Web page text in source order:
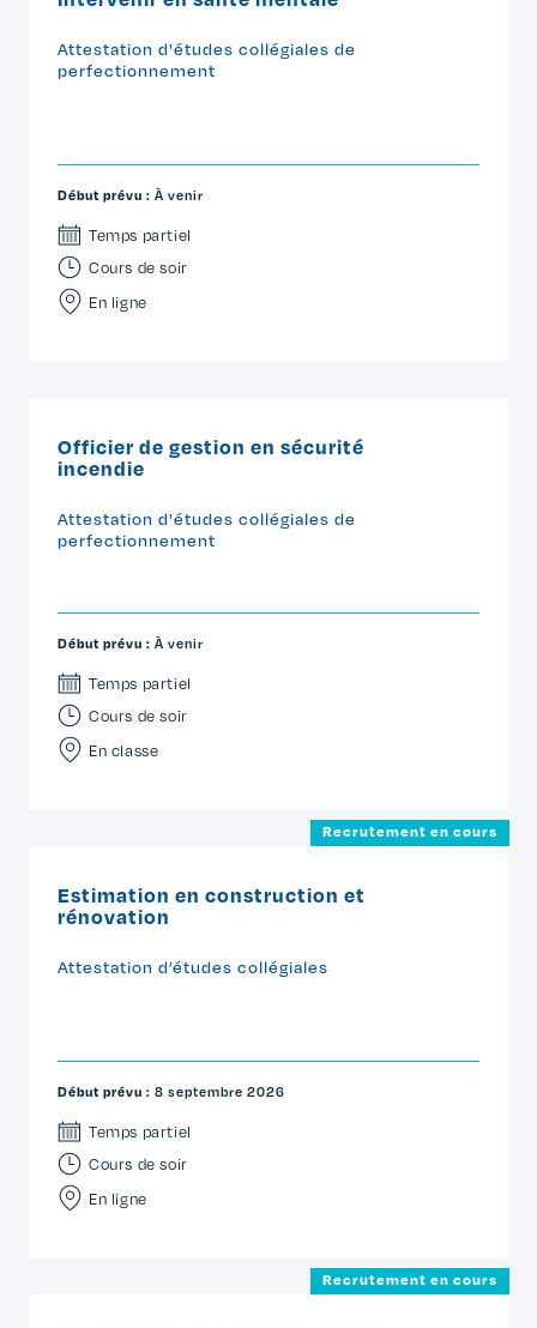
Attestation d'études collégiales de
perfectionnement
Début prévu : À venir
Temps partiel
Cours de soir
En ligne
Officier de gestion en sécurité
incendie
Attestation d'études collégiales de
perfectionnement
Début prévu : À venir
Temps partiel
Cours de soir
En classe
Recrutement en cours
Estimation en construction et
rénovation
Attestation d’études collégiales
Début prévu : 8 septembre 2026
Temps partiel
Cours de soir
En ligne
Recrutement en cours